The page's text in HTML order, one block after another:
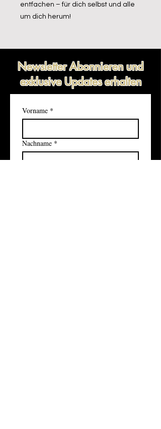
entfachen – für dich selbst und alle
um dich herum!
Newsletter Abonnieren und
exklusive Updates erhalten
Vorname *
Nachname *